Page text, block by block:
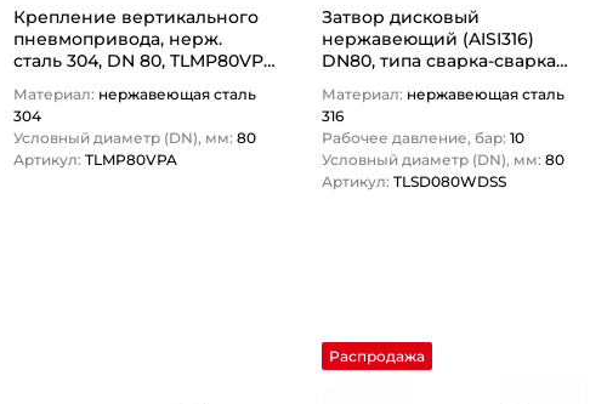
Крепление вертикального
пневмопривода, нерж.
сталь 304, DN 80, TLMP80VPA
Материал: нержавеющая сталь
304
Условный диаметр (DN), мм: 80
Артикул: TLMP80VPA
Затвор дисковый
нержавеющий (AISI316)
DN80, типа сварка-сварка
Материал: нержавеющая сталь
316
Рабочее давление, бар: 10
Условный диаметр (DN), мм: 80
Артикул: TLSD080WDSS
Распродажа